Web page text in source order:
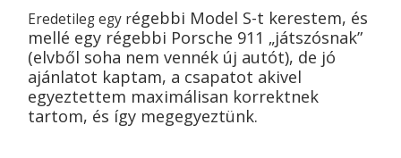
Eredetileg egy régebbi Model S-t kerestem, és
mellé egy régebbi Porsche 911 „játszósnak”
(elvből soha nem vennék új autót), de jó
ajánlatot kaptam, a csapatot akivel
egyeztettem maximálisan korrektnek
tartom, és így megegyeztünk.